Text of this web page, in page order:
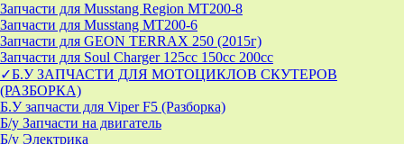
Запчасти для Musstang Region MT200-8
Запчасти для Musstang MT200-6
Запчасти для GEON TERRAX 250 (2015г)
Запчасти для Soul Charger 125сс 150cc 200сс
✓Б.У ЗАПЧАСТИ ДЛЯ МОТОЦИКЛОВ СКУТЕРОВ
(РАЗБОРКА)
Б.У запчасти для Viper F5 (Разборка)
Б/у Запчасти на двигатель
Б/у Электрика